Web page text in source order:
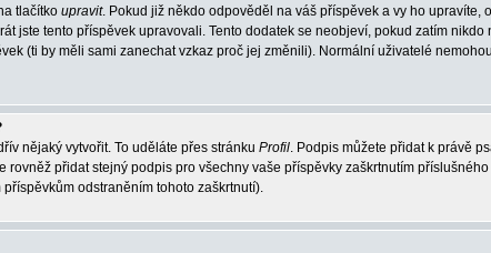
tlačítko upravit. Pokud již někdo odpověděl na váš příspěvek a vy ho upravíte,
jste tento příspěvek upravovali. Tento dodatek se neobjeví, pokud zatím nikdo
(ti by měli sami zanechat vzkaz proč jej změnili). Normální uživatelé
nějaký vytvořit. To uděláte přes stránku Profil. Podpis můžete přidat k právě
rovněž přidat stejný podpis pro všechny vaše příspěvky zaškrtnutím
odstraněním tohoto zaškrtnutí).